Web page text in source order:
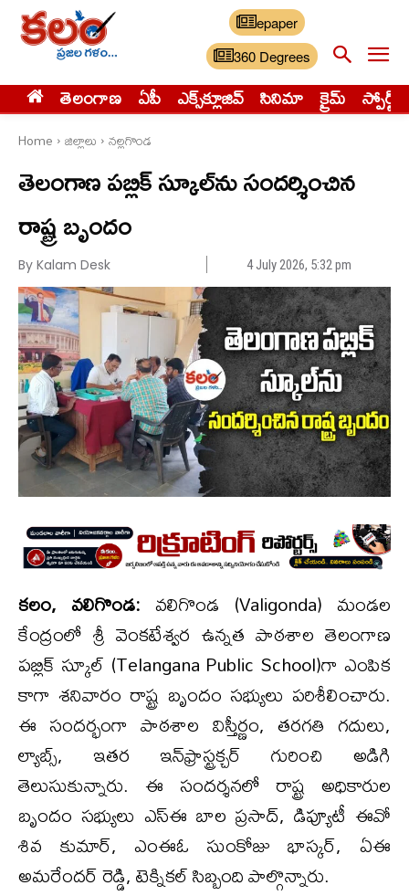
epaper
360 Degrees
తెలంగాణ ఏపీ ఎక్స్‌క్లూజివ్‌ సినిమా క్రైమ్ స్పోర్ట్స్
Home జిల్లాలు నల్లగొండ
తెలంగాణ పబ్లిక్ స్కూల్‌ను సందర్శించిన
రాష్ట్ర బృందం
By Kalam Desk 4 July 2026, 5:32 pm
కలం, వలిగొండ: వలిగొండ (Valigonda) మండల
కేంద్రంలో శ్రీ వెంకటేశ్వర ఉన్నత పాఠశాల తెలంగాణ
పబ్లిక్ స్కూల్‌ (Telangana Public School)గా ఎంపిక
కాగా శనివారం రాష్ట్ర బృందం సభ్యులు పరిశీలించారు.
ఈ సందర్భంగా పాఠశాల విస్తీర్ణం, తరగతి గదులు,
ల్యాబ్స్, ఇతర ఇన్‌ఫ్రాస్ట్ర‌క్చ‌ర్‌ గురించి అడిగి
తెలుసుకున్నారు. ఈ సంద‌ర్శ‌న‌లో రాష్ట్ర అధికారుల
బృందం సభ్యులు ఎస్ఈ బాల ప్రసాద్, డిప్యూటీ ఈవో
శివ కుమార్, ఎంఈఓ సుంకోజు భాస్కర్, ఏఈ
అమరేందర్ రెడ్డి, టెక్నికల్ సిబ్బంది పాల్గొన్నారు.